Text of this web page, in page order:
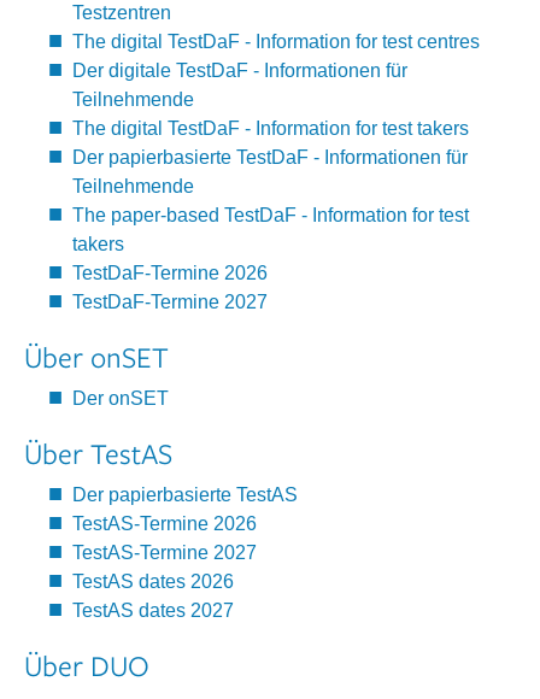
Testzentren
The digital TestDaF - Information for test centres
Der digitale TestDaF - Informationen für
Teilnehmende
The digital TestDaF - Information for test takers
Der papierbasierte TestDaF - Informationen für
Teilnehmende
The paper-based TestDaF - Information for test
takers
TestDaF-Termine 2026
TestDaF-Termine 2027
Über onSET
Der onSET
Über TestAS
Der papierbasierte TestAS
TestAS-Termine 2026
TestAS-Termine 2027
TestAS dates 2026
TestAS dates 2027
Über DUO